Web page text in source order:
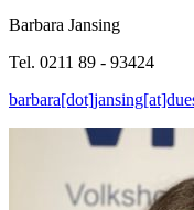
Barbara Jansing
Tel. 0211 89 - 93424